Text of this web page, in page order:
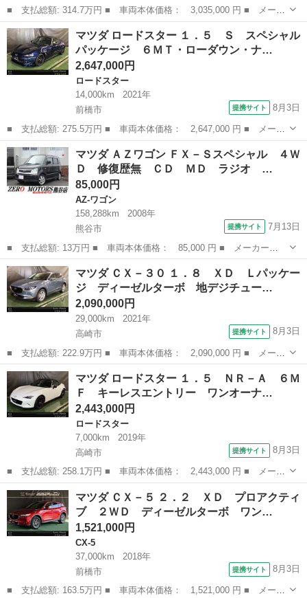
■ 支払総額: 314.7万円 ■ 車両本体価格： 3,035,000 円 ■ メーカ
ー名： マツダ ■ 車種名： ＣＸ－５ ■ グレード名： ２．２
ＸＤ ブラックトーンエディション ディーゼルターボ ナビ・地デ
ジ・３６...
群馬 前橋市 CX-5
マツダ ロードスター １．５ Ｓ スペシャル
パッケージ ６ＭＴ・ローダウン・ナ…
2,647,000円
ロードスター
14,000km
2021年
前橋市
提携サイト 8月3日
■ 支払総額: 275.5万円 ■ 車両本体価格： 2,647,000 円 ■ メーカ
ー名： マツダ ■ 車種名： ロードスター ■ グレード名： １．
５ Ｓ スペシャルパッケージ ６ＭＴ・ローダウン・ナビ・バック
カメラ・...
群馬 前橋市 ロードスター
マツダ ＡＺワゴン ＦＸ－Ｓスペシャル ４Ｗ
Ｄ 修復歴無 ＣＤ ＭＤ ラジオ …
85,000円
AZ-ワゴン
158,288km
2008年
熊谷市
提携サイト 7月13日
■ 支払総額: 13万円 ■ 車両本体価格： 85,000 円 ■ メーカー
名： マツダ ■ 車種名： ＡＺワゴン ■ グレード名： ＦＸ－Ｓ
スペシャル ４ＷＤ 修復歴無 ＣＤ ＭＤ ラジオ ＥＴＣ スマ
ートキー シートヒ...
埼玉 熊谷市 AZ-ワゴン
マツダ ＣＸ－３０ １．８ ＸＤ Ｌパッケー
ジ ディーゼルターボ 地デジチュー…
2,090,000円
29,000km
2021年
高崎市
提携サイト 8月3日
■ 支払総額: 222.9万円 ■ 車両本体価格： 2,090,000 円 ■ メーカ
ー名： マツダ ■ 車種名： ＣＸ－３０ ■ グレード名： １．
８ ＸＤ Ｌパッケージ ディーゼルターボ 地デジチューナー ワ
ンオーナー...
群馬 高崎市 マツダ
マツダ ロードスター １．５ ＮＲ－Ａ ６Ｍ
Ｆ キーレスエントリー ワンオーナ…
2,443,000円
ロードスター
7,000km
2019年
高崎市
提携サイト 8月3日
■ 支払総額: 258.1万円 ■ 車両本体価格： 2,443,000 円 ■ メーカ
ー名： マツダ ■ 車種名： ロードスター ■ グレード名： １．
５ ＮＲ－Ａ ６ＭＦ キーレスエントリー ワンオーナー車 クリ
アランス...
群馬 高崎市 ロードスター
マツダ ＣＸ－５ ２．２ ＸＤ プロアクティ
ブ ２ＷＤ ディーゼルターボ ワン…
1,521,000円
CX-5
37,000km
2018年
前橋市
提携サイト 8月3日
■ 支払総額: 163.5万円 ■ 車両本体価格： 1,521,000 円 ■ メーカ